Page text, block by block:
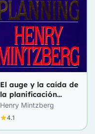
El auge y la caída de
la planificación
estratégica
Henry Mintzberg
4.1